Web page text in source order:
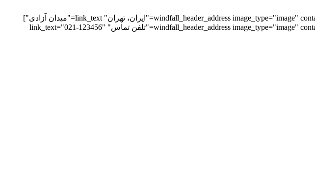
[windfall_header_address image_type="image" contact_image="https://victorthemes.com/themes/windfall/wp-content/uploads/2019/04/icon2@2x.png" main_text="ایران، تهران" link_text="میدان آزادی"]
[windfall_header_address image_type="image" contact_image="https://victorthemes.com/themes/windfall/wp-content/uploads/2019/04/icon3@2x.png" main_text="تلفن تماس" link_text="021-123456"